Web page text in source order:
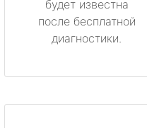
будет известна
после бесплатной
диагностики.